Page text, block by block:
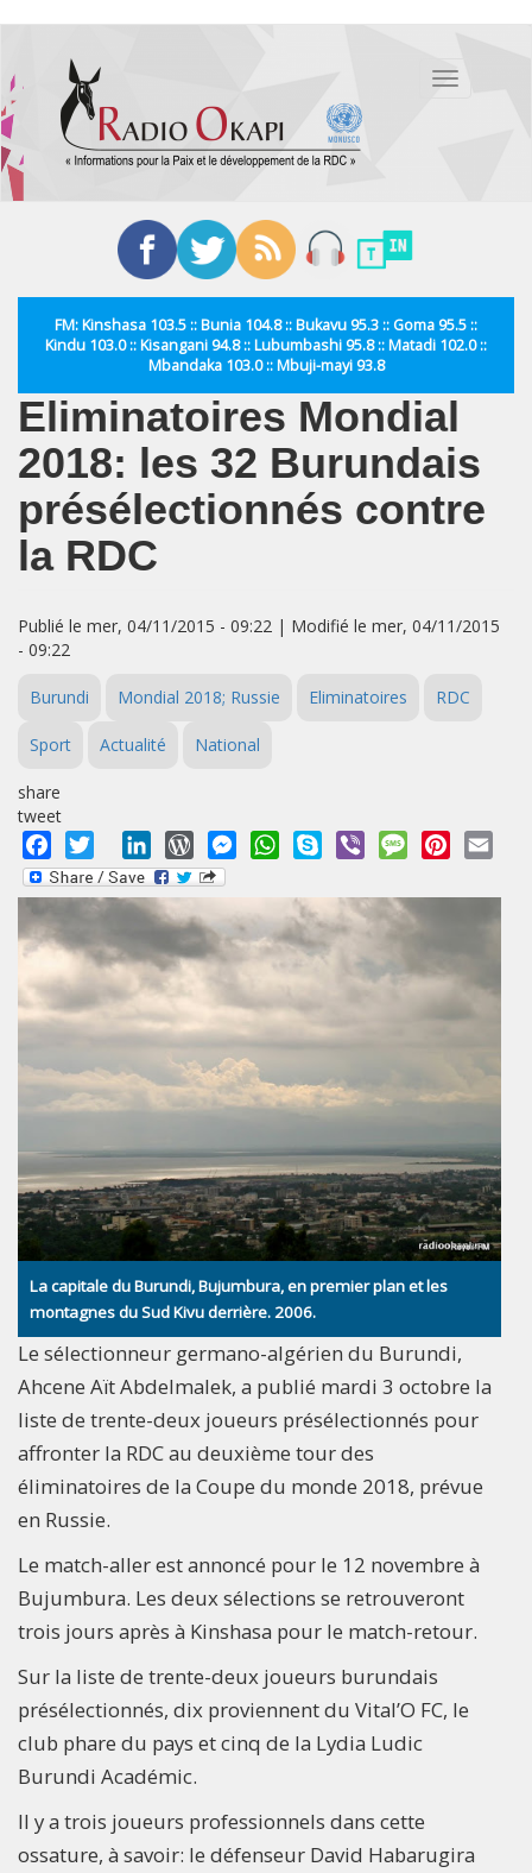
contenu
principal
Toggle
FM: Kinshasa 103.5 :: Bunia 104.8 :: Bukavu 95.3 :: Goma 95.5 ::
Kindu 103.0 :: Kisangani 94.8 :: Lubumbashi 95.8 :: Matadi 102.0 ::
Mbandaka 103.0 :: Mbuji-mayi 93.8
Eliminatoires Mondial
2018: les 32 Burundais
présélectionnés contre
la RDC
Publié le mer, 04/11/2015 - 09:22 | Modifié le mer, 04/11/2015
- 09:22
Burundi Mondial 2018; Russie Eliminatoires RDC
Sport Actualité National
share
tweet
Facebook
Twitter LinkedInWordPressMessengerWhatsApp
Skype Viber MessagePinterest
La capitale du Burundi, Bujumbura, en premier plan et les
montagnes du Sud Kivu derrière. 2006.
Le sélectionneur germano-algérien du Burundi,
Ahcene Aït Abdelmalek, a publié mardi 3 octobre la
liste de trente-deux joueurs présélectionnés pour
affronter la RDC au deuxième tour des
éliminatoires de la Coupe du monde 2018, prévue
en Russie.
Le match-aller est annoncé pour le 12 novembre à
Bujumbura. Les deux sélections se retrouveront
trois jours après à Kinshasa pour le match-retour.
Sur la liste de trente-deux joueurs burundais
présélectionnés, dix proviennent du Vital’O FC, le
club phare du pays et cinq de la Lydia Ludic
Burundi Académic.
Il y a trois joueurs professionnels dans cette
ossature, à savoir: le défenseur David Habarugira